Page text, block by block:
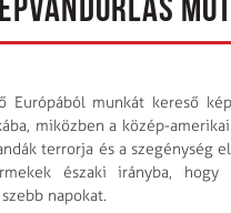
Európából munkát kereső
miközben a közép-
terrorja és a szegénység
északi irányba, hogy
napokat.